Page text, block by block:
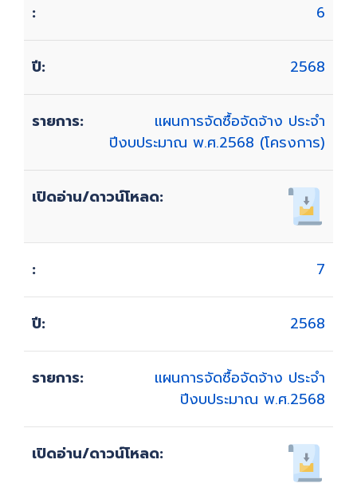
6
2568
แผนการจัดซื้อจัดจ้าง ประจำ
ปีงบประมาณ พ.ศ.2568 (โครงการ)
7
2568
แผนการจัดซื้อจัดจ้าง ประจำ
ปีงบประมาณ พ.ศ.2568